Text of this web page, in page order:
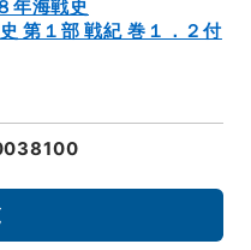
年海戦史
第１部 戦紀 巻１．２付